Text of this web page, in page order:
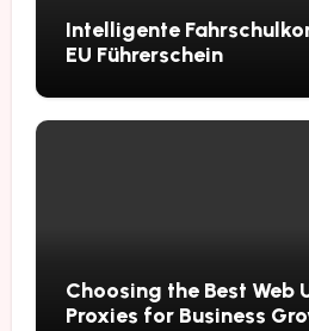
Intelligente
EU Führerschein
Choosing the Best Web
Proxies for Business